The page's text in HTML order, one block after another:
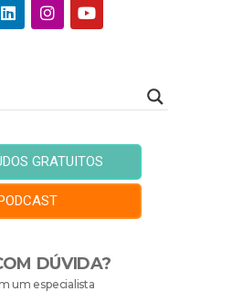
GRATUITOS
DÚVIDA?
um especialista